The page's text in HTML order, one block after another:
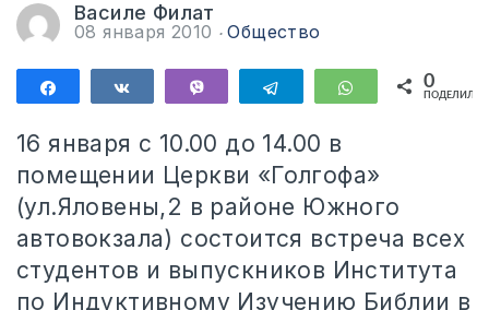
Василе Филат
08 января 2010 Общество
ПоделитьсяПоделиться Telegram WhatsApp
0
16 января с 10.00 до 14.00 в
помещении Церкви «Голгофа»
(ул.Яловены,2 в районе Южного
автовокзала) состоится встреча всех
студентов и выпускников Института
по Индуктивному Изучению Библии в